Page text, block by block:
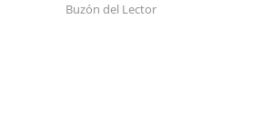
Buzón del Lector